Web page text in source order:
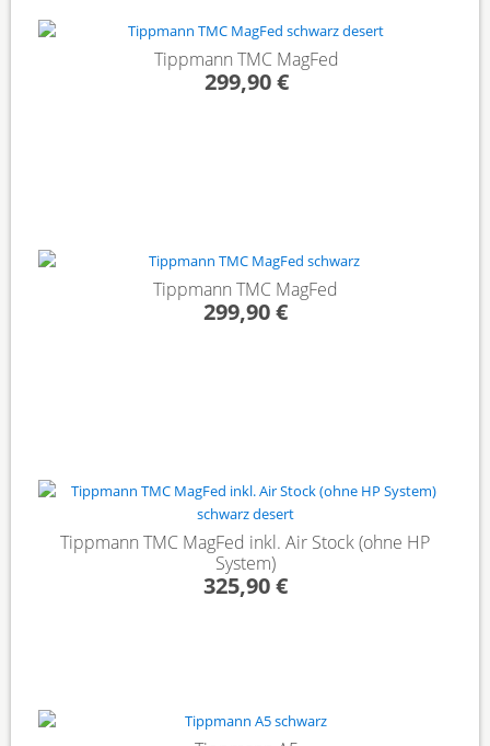
Tippmann TMC MagFed
299,90 €
Tippmann TMC MagFed
299,90 €
Tippmann TMC MagFed inkl. Air Stock (ohne HP
System)
325,90 €